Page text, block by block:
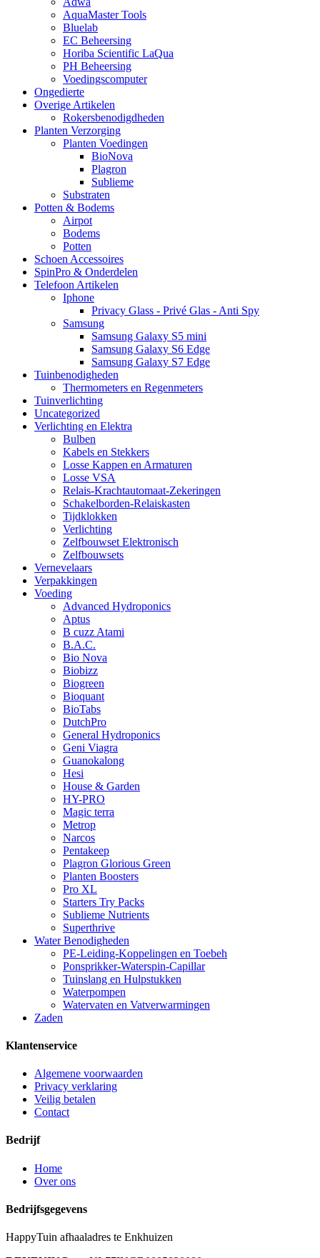
AquaMaster Tools
Bluelab
EC Beheersing
Horiba Scientific LaQua
PH Beheersing
Voedingscomputer
Ongedierte
Overige Artikelen
Rokersbenodigdheden
Planten Verzorging
Planten Voedingen
BioNova
Plagron
Sublieme
Substraten
Potten & Bodems
Airpot
Bodems
Potten
Schoen Accessoires
SpinPro & Onderdelen
Telefoon Artikelen
Iphone
Privacy Glass - Privé Glas - Anti Spy
Samsung
Samsung Galaxy S5 mini
Samsung Galaxy S6 Edge
Samsung Galaxy S7 Edge
Tuinbenodigheden
Thermometers en Regenmeters
Tuinverlichting
Uncategorized
Verlichting en Elektra
Bulben
Kabels en Stekkers
Losse Kappen en Armaturen
Losse VSA
Relais-Krachtautomaat-Zekeringen
Schakelborden-Relaiskasten
Tijdklokken
Verlichting
Zelfbouwset Elektronisch
Zelfbouwsets
Vernevelaars
Verpakkingen
Voeding
Advanced Hydroponics
Aptus
B cuzz Atami
B.A.C.
Bio Nova
Biobizz
Biogreen
Bioquant
BioTabs
DutchPro
General Hydroponics
Geni Viagra
Guanokalong
Hesi
House & Garden
HY-PRO
Magic terra
Metrop
Narcos
Pentakeep
Plagron Glorious Green
Planten Boosters
Pro XL
Starters Try Packs
Sublieme Nutrients
Superthrive
Water Benodigheden
PE-Leiding-Koppelingen en Toebeh
Ponsprikker-Waterspin-Capillar
Tuinslang en Hulpstukken
Waterpompen
Watervaten en Vatverwarmingen
Zaden
Klantenservice
Algemene voorwaarden
Privacy verklaring
Veilig betalen
Contact
Bedrijf
Home
Over ons
Bedrijfsgegevens
HappyTuin afhaaladres te Enkhuizen